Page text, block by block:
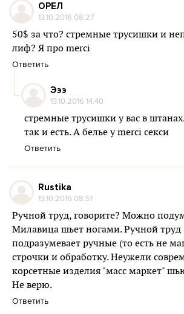
ОРЕЛ
13.10.2016 08:27
50$ за что? стремные трусишки и
лиф? Я про merci
Ответить
Эээ
13.10.2016 14:40
стремные трусишки у вас в
так и есть. А белье у merci секси
Ответить
Rustika
13.10.2016 08:51
Ручной труд, говорите? Можно
Милавица шьет ногами. Ручной труд
подразумевает ручные (то есть не
строчки и обработку. Неужели
корсетные изделия "масс маркет"
Не верю.
Ответить